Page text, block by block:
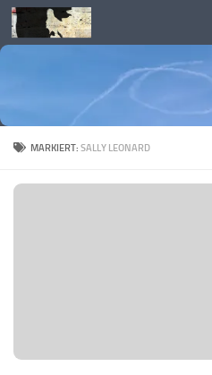
Skip to content
MARKIERT:SALLY LEONARD